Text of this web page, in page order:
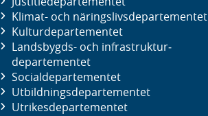
Klimat- och näringslivs­departementet
Kultur­departementet
Landsbygds- och infrastruktur­
departementet
Social­departementet
Utbildnings­departementet
Utrikes­departementet